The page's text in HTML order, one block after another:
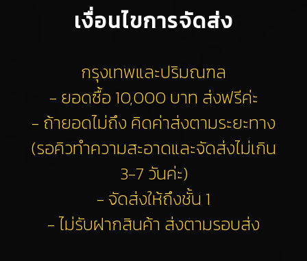
เงื่อนไขการจัดส่ง
กรุงเทพและปริมณฑล
- ยอดซื้อ 10,000 บาท ส่งฟรีค่ะ
- ถ้ายอดไม่ถึง คิดค่าส่งตามระยะทาง
(รอคิวทำความสะอาดและจัดส่งไม่เกิน
3-7 วันค่ะ)
- จัดส่งให้ถึงชั้น 1
- ไม่รับฝากสินค้า ส่งตามรอบส่ง